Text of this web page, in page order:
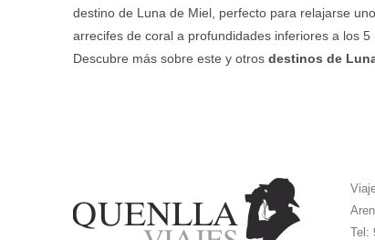
destino de Luna de Miel, perfecto para relajarse
arrecifes de coral a profundidades inferiores a los
Descubre más sobre este y otros destinos de
Tel: